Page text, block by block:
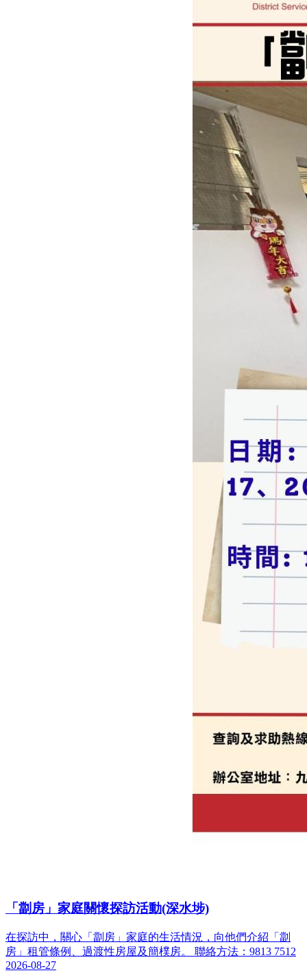
「劏房」家庭關懷探訪活動(深水埗)
在探訪中，關心「劏房」家庭的生活情況，向他們介紹「劏
房」租管條例、過渡性房屋及簡樸房。 聯絡方法：9813 7512
2026-08-27